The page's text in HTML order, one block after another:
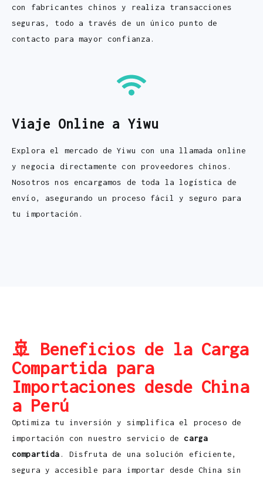
con fabricantes chinos y realiza transacciones
seguras, todo a través de un único punto de
contacto para mayor confianza.
Viaje Online a Yiwu
Explora el mercado de Yiwu con una llamada online
y negocia directamente con proveedores chinos.
Nosotros nos encargamos de toda la logística de
envío, asegurando un proceso fácil y seguro para
tu importación.
🚢 Beneficios de la Carga
Compartida para
Importaciones desde China
a Perú
Optimiza tu inversión y simplifica el proceso de
importación con nuestro servicio decarga
compartida . Disfruta de una solución eficiente,
segura y accesible para importar desde China sin